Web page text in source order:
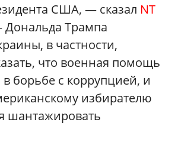
США, — сказал NT
Дональда Трампа
в частности,
что военная помощь
борьбе с коррупцией, и
избирателю
шантажировать